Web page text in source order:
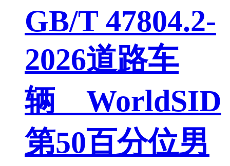
GB/T 47804.2-
2026道路车
辆 WorldSID
第50百分位男